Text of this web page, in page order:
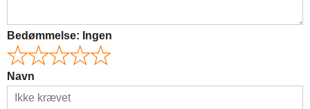
Bedømmelse: Ingen
Navn